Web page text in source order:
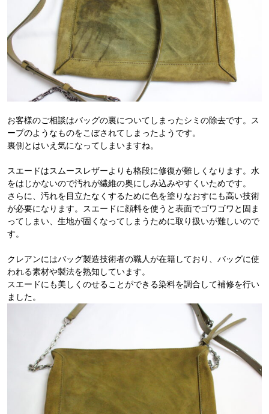
お客様のご相談はバッグの裏についてしまったシミの除去です。ス
ープのようなものをこぼされてしまったようです。
裏側とはいえ気になってしまいますね。
スエードはスムースレザーよりも格段に修復が難しくなります。水
をはじかないので汚れが繊維の奥にしみ込みやすくいためです。
さらに、汚れを目立たなくするために色を塗りなおすにも高い技術
が必要になります。スエードに顔料を使うと表面でゴワゴワと固ま
ってしまい、生地が固くなってしまうために取り扱いが難しいので
す。
クレアンにはバッグ製造技術者の職人が在籍しており、バッグに使
われる素材や製法を熟知しています。
スエードにも美しくのせることができる染料を調合して補修を行い
ました。